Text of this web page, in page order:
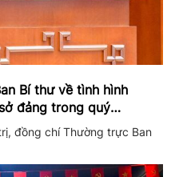
Bí thư về tình hình
đảng trong quý
đồng chí Thường trực Ban